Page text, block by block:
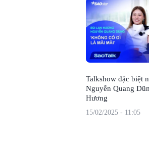
Talkshow đặc biệt
Nguyễn Quang
Hương
15/02/2025 - 11:05